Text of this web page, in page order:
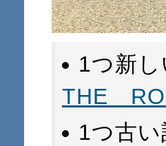
1つ新
THE
1つ古い